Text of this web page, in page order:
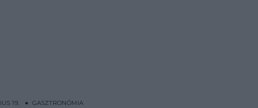
19. ● GASZTRONÓMIA